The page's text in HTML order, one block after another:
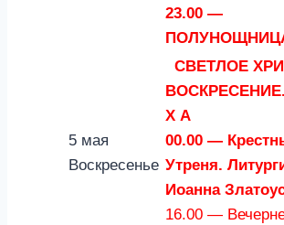
23.00 —
5 мая
Воскресенье
СВЕТЛОЕ
ВОСКРЕСЕНИЕ.
Х А
00.00 —
Утреня.
Иоанна
16.00 —